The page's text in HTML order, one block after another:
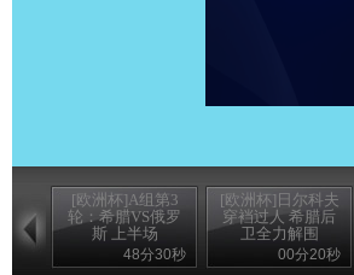
[欧洲杯]A组第3
轮：希腊VS俄罗
斯 上半场
48分30秒
[欧洲杯]日尔科夫
穿裆过人 希腊后
卫全力解围
00分20秒